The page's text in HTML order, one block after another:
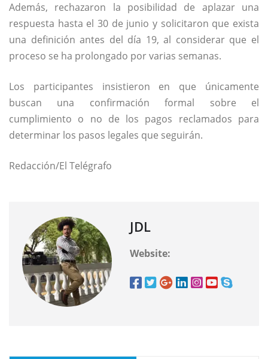
Además, rechazaron la posibilidad de aplazar una
respuesta hasta el 30 de junio y solicitaron que exista
una definición antes del día 19, al considerar que el
proceso se ha prolongado por varias semanas.
Los participantes insistieron en que únicamente
buscan una confirmación formal sobre el
cumplimiento o no de los pagos reclamados para
determinar los pasos legales que seguirán.
Redacción/El Telégrafo
JDL
Website: